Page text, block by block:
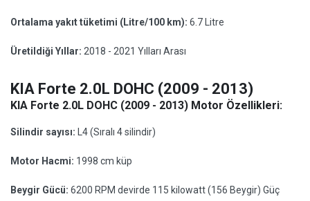
Ortalama yakıt tüketimi (Litre/100 km): 6.7 Litre
Üretildiği Yıllar: 2018 - 2021 Yılları Arası
KIA Forte 2.0L DOHC (2009 - 2013)
KIA Forte 2.0L DOHC (2009 - 2013) Motor Özellikleri:
Silindir sayısı: L4 (Sıralı 4 silindir)
Motor Hacmi: 1998 cm küp
Beygir Gücü: 6200 RPM devirde 115 kilowatt (156 Beygir) Güç